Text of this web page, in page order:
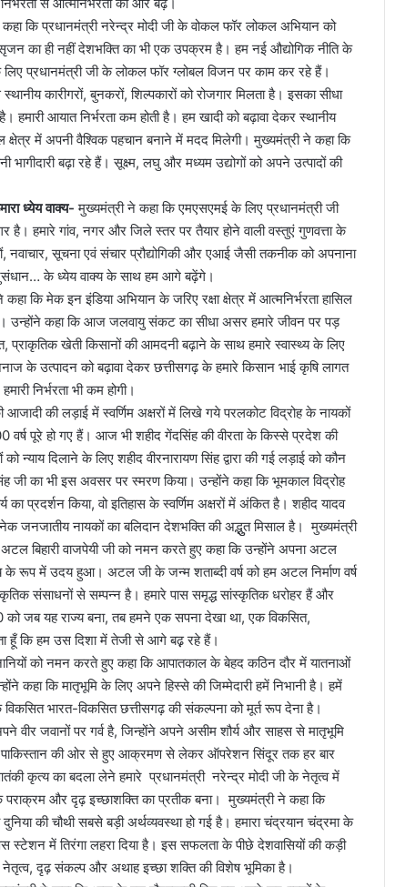
कि प्रधानमंत्री नरेन्द्र मोदी जी के वोकल फॉर लोकल अभियान को
का ही नहीं देशभक्ति का भी एक उपक्रम है। हम नई औद्योगिक नीति के
प्रधानमंत्री जी के लोकल फॉर ग्लोबल विजन पर काम कर रहे हैं।
कारीगरों, बुनकरों, शिल्पकारों को रोजगार मिलता है। इसका सीधा
आयात निर्भरता कम होती है। हम खादी को बढ़ावा देकर स्थानीय
में अपनी वैश्विक पहचान बनाने में मदद मिलेगी। मुख्यमंत्री ने कहा कि
बढ़ा रहे हैं। सूक्ष्म, लघु और मध्यम उद्योगों को अपने उत्पादों की
ध्येय वाक्य-मुख्यमंत्री ने कहा कि एमएसएमई के लिए प्रधानमंत्री जी
है। हमारे गांव, नगर और जिले स्तर पर तैयार होने वाली वस्तुएं गुणवत्ता के
सूचना एवं संचार प्रौद्योगिकी और एआई जैसी तकनीक को अपनाना
के ध्येय वाक्य के साथ हम आगे बढ़ेंगे।
कि मेक इन इंडिया अभियान के जरिए रक्षा क्षेत्र में आत्मनिर्भरता हासिल
उन्होंने कहा कि आज जलवायु संकट का सीधा असर हमारे जीवन पर पड़
खेती किसानों की आमदनी बढ़ाने के साथ हमारे स्वास्थ्य के लिए
के उत्पादन को बढ़ावा देकर छत्तीसगढ़ के हमारे किसान भाई कृषि लागत
निर्भरता भी कम होगी।
की लड़ाई में स्वर्णिम अक्षरों में लिखे गये परलकोट विद्रोह के नायकों
वर्ष पूरे हो गए हैं। आज भी शहीद गेंदसिंह की वीरता के किस्से प्रदेश की
दिलाने के लिए शहीद वीरनारायण सिंह द्वारा की गई लड़ाई को कौन
जी का भी इस अवसर पर स्मरण किया। उन्होंने कहा कि भूमकाल विद्रोह
प्रदर्शन किया, वो इतिहास के स्वर्णिम अक्षरों में अंकित है। शहीद यादव
जनजातीय नायकों का बलिदान देशभक्ति की अद्भुुत मिसाल है। मुख्यमंत्री
अटल बिहारी वाजपेयी जी को नमन करते हुए कहा कि उन्होंने अपना अटल
रूप में उदय हुआ। अटल जी के जन्म शताब्दी वर्ष को हम अटल निर्माण वर्ष
संसाधनों से सम्पन्न है। हमारे पास समृद्ध सांस्कृतिक धरोहर हैं और
जब यह राज्य बना, तब हमने एक सपना देखा था, एक विकसित,
हूँ कि हम उस दिशा में तेजी से आगे बढ़़ रहे हैं।
को नमन करते हुए कहा कि आपातकाल के बेहद कठिन दौर में यातनाओं
कहा कि मातृभूमि के लिए अपने हिस्से की जिम्मेदारी हमें निभानी है। हमें
भारत-विकसित छत्तीसगढ़ की संकल्पना को मूर्त रूप देना है।
वीर जवानों पर गर्व है, जिन्होंने अपने असीम शौर्य और साहस से मातृभूमि
की ओर से हुए आक्रमण से लेकर ऑपरेशन सिंदूर तक हर बार
कृत्य का बदला लेने हमारे प्रधानमंत्री नरेन्द्र मोदी जी के नेतृत्व में
और दृढ़ इच्छाशक्ति का प्रतीक बना। मुख्यमंत्री ने कहा कि
की चौथी सबसे बड़ी अर्थव्यवस्था हो गई है। हमारा चंद्रयान चंद्रमा के
में तिरंगा लहरा दिया है। इस सफलता के पीछे देशवासियों की कड़ी
दृढ़ संकल्प और अथाह इच्छा शक्ति की विशेष भूमिका है।